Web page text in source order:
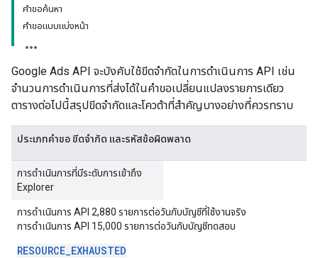
คำขอค้นหา
คำขอแบบแบ่งหน้า
Google Ads API จะบังคับใช้ขีดจำกัดในการดำเนินการ API เช่น
จำนวนการดำเนินการที่ส่งได้ในคำขอเปลี่ยนแปลงรายการเดียว
ตารางต่อไปนี้สรุปขีดจำกัดและโควต้าที่สำคัญบางอย่างที่ควรทราบ
ประเภทคำขอ ขีดจำกัด และรหัสข้อผิดพลาด
การดำเนินการที่มีระดับการเข้าถึง
Explorer
การดำเนินการ API 2,880 รายการต่อวันกับบัญชีที่ใช้งานจริง
การดำเนินการ API 15,000 รายการต่อวันกับบัญชีทดสอบ
RESOURCE_EXHAUSTED